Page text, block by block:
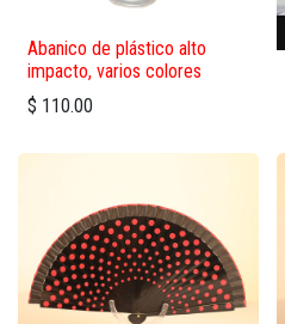
Abanico de plástico alto
impacto, varios colores
$ 110.00